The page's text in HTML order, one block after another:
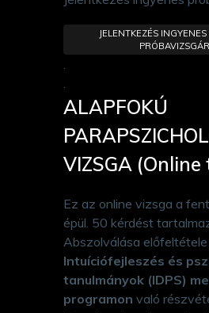
JELENTKEZÉS
ALAPFOKÚ
VIZSGA
Ez az online vizsga a
épül. 50 kérdést
Abszolválása
Intuíciófejleszés és
tanulmányok (IDPS)
programon való